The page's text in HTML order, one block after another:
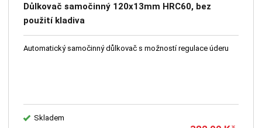
Důlkovač samočinný 120x13mm HRC60, bez
použití kladiva
Automatický samočinný důlkovač s možností regulace úderu
Skladem